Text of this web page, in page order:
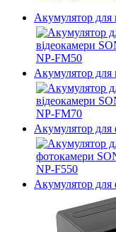
Акумулятор для
Акумулятор для
Акумулятор
Акумулятор